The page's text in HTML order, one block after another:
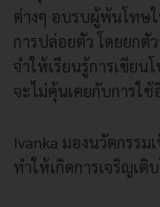
ต่างๆ อบรบผู้พ้นโทษ
การปล่อยตัว โดยยกตั
จำให้เรียนรู้การเขียน
จะไม่คุ้นเคยกับการใ
Ivanka มองนวัตกรรม
ทำให้เกิดการเจริญเติ